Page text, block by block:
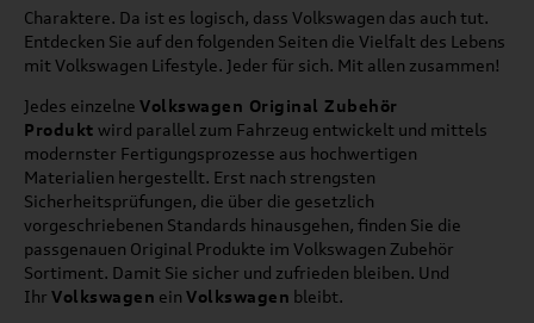
Charaktere. Da ist es logisch, dass Volkswagen das auch tut.
Entdecken Sie auf den folgenden Seiten die Vielfalt des Lebens
mit Volkswagen Lifestyle. Jeder für sich. Mit allen zusammen!
Jedes einzelne Volkswagen Original Zubehör
Produkt wird parallel zum Fahrzeug entwickelt und mittels
modernster Fertigungsprozesse aus hochwertigen
Materialien hergestellt. Erst nach strengsten
Sicherheitsprüfungen, die über die gesetzlich
vorgeschriebenen Standards hinausgehen, finden Sie die
passgenauen Original Produkte im Volkswagen Zubehör
Sortiment. Damit Sie sicher und zufrieden bleiben. Und
Ihr Volkswagen ein Volkswagen bleibt.